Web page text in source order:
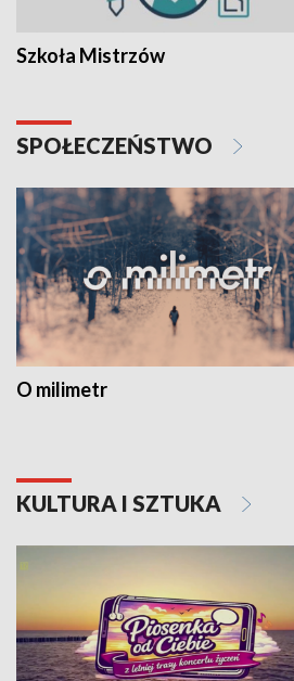
Szkoła Mistrzów
SPOŁECZEŃSTWO
O milimetr
KULTURA I SZTUKA